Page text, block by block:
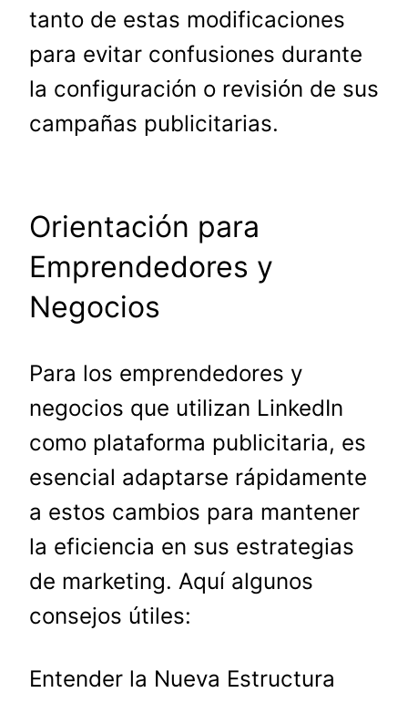
tanto de estas modificaciones
para evitar confusiones durante
la configuración o revisión de sus
campañas publicitarias.
Orientación para
Emprendedores y
Negocios
Para los emprendedores y
negocios que utilizan LinkedIn
como plataforma publicitaria, es
esencial adaptarse rápidamente
a estos cambios para mantener
la eficiencia en sus estrategias
de marketing. Aquí algunos
consejos útiles:
Entender la Nueva Estructura